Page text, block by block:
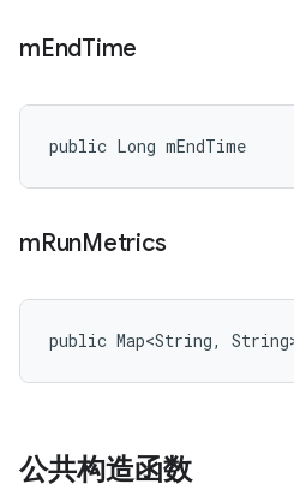
mEndTime
public Long mEndTime
mRunMetrics
public Map<String,
公共构造函数